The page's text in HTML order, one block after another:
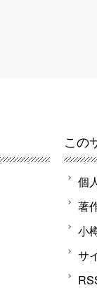
この
個
著
小
サ